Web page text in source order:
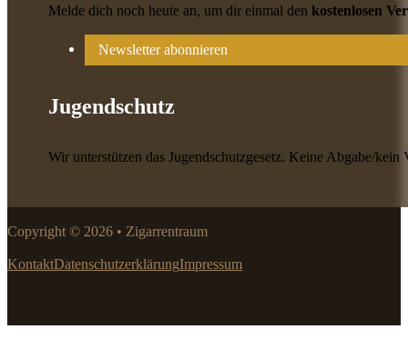
Melde dich noch heute an, um dir einmal denkostenlosen
Newsletter abonnieren
Jugendschutz
Wir unterstützen das Jugendschutzgesetz. Keine Abgabe/
Copyright © 2026 • Zigarrentraum
KontaktDatenschutzerklärungImpressum